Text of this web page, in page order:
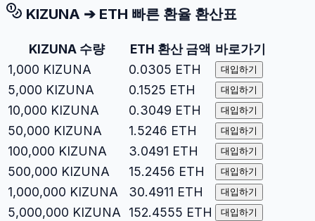
KIZUNA ➔ ETH 빠른 환율 환산표
KIZUNA 수량 ETH 환산 금액 바로가기
1,000 KIZUNA 0.0305 ETH 대입하기
5,000 KIZUNA 0.1525 ETH 대입하기
10,000 KIZUNA 0.3049 ETH 대입하기
50,000 KIZUNA 1.5246 ETH 대입하기
100,000 KIZUNA 3.0491 ETH 대입하기
500,000 KIZUNA 15.2456 ETH 대입하기
1,000,000 KIZUNA 30.4911 ETH 대입하기
5,000,000 KIZUNA 152.4555 ETH 대입하기